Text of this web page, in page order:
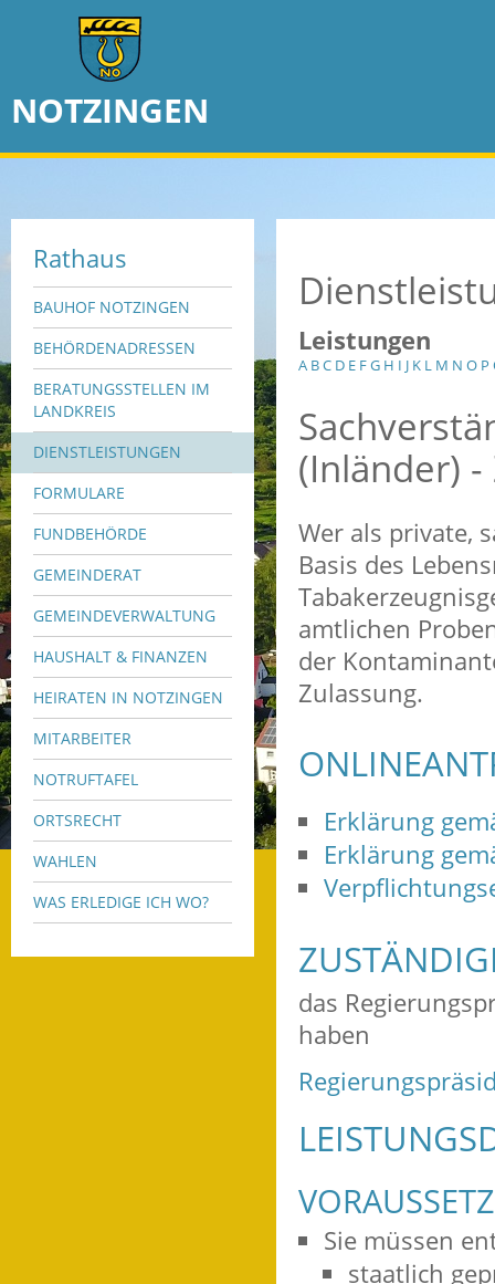
NOTZINGEN
Rathaus
BAUHOF NOTZINGEN
BEHÖRDENADRESSEN
BERATUNGSSTELLEN IM
LANDKREIS
DIENSTLEISTUNGEN
FORMULARE
FUNDBEHÖRDE
GEMEINDERAT
GEMEINDEVERWALTUNG
HAUSHALT & FINANZEN
HEIRATEN IN NOTZINGEN
MITARBEITER
NOTRUFTAFEL
ORTSRECHT
WAHLEN
WAS ERLEDIGE ICH WO?
Leistungen
A BC D E FG H I J K L M N O P
(Inländer)
Wer als private,
Basis des
amtlichen
der
Zulassung.
Erklärung
Erklärung
das
haben
Sie müssen
staatlich